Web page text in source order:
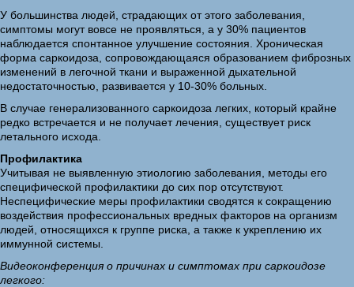
У большинства людей, страдающих от этого заболевания,
симптомы могут вовсе не проявляться, а у 30% пациентов
наблюдается спонтанное улучшение состояния. Хроническая
форма саркоидоза, сопровождающаяся образованием фиброзных
изменений в легочной ткани и выраженной дыхательной
недостаточностью, развивается у 10-30% больных.
В случае генерализованного саркоидоза легких, который крайне
редко встречается и не получает лечения, существует риск
летального исхода.
Профилактика
Учитывая не выявленную этиологию заболевания, методы его
специфической профилактики до сих пор отсутствуют.
Неспецифические меры профилактики сводятся к сокращению
воздействия профессиональных вредных факторов на организм
людей, относящихся к группе риска, а также к укреплению их
иммунной системы.
Видеоконференция о причинах и симптомах при саркоидозе
легкого: